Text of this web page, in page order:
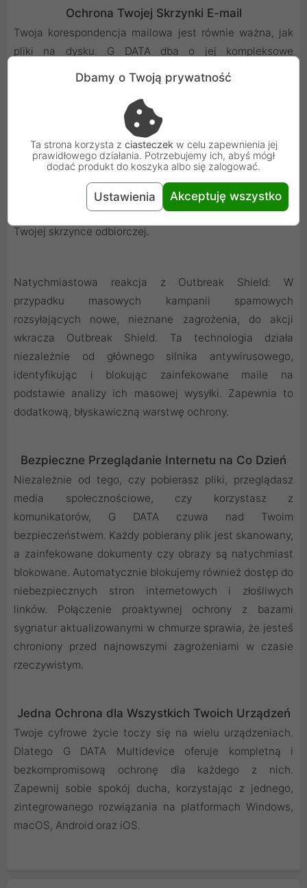
Ochrona Twojej Skrzynki E-mail
Twoja korespondencja mailowa jest równie ważna, jak
pliki na dysku. G DATA dba o jej kompleksowe
Skanowanie załączników i ochrona przed spamem: Nasz
skaner analizuje wszystkie przychodzące i wychodzące
wiadomości w Twoim programie pocztowym, wykrywając
i blokując złośliwe załączniki, zanim zdążą wyrządzić
szkodę. Dodatkowo, moduł AntiSpam inteligentnie
filtruje niechciane wiadomości, utrzymując porządek w
Twojej skrzynce odbiorczej.
Natychmiastowa reakcja z Outbreak Shield: W
przypadku masowych kampanii spamowych
rozsyłających nowe, nieznane zagrożenia, do akcji
wkracza Outbreak Shield. Ta technologia działa
niezależnie od głównego silnika antywirusowego,
identyfikując i blokując zainfekowane maile na
podstawie analizy ich masowej wysyłki. Zapewnia to
dodatkową, błyskawiczną warstwę ochrony.
Bezpieczne Przeglądanie Internetu na Co Dzień
Niezależnie od tego, czy pobierasz pliki, przeglądasz
media społecznościowe, czy korzystasz z
komunikatorów, G DATA czuwa nad Twoim
bezpieczeństwem. Każdy pobierany plik jest skanowany,
a zainfekowane dokumenty czy obrazy są natychmiast
blokowane. Automatycznie blokujemy również dostęp do
niebezpiecznych stron internetowych i złośliwych
linków. Połączenie proaktywnej ochrony z bazami
sygnatur aktualizowanymi w chmurze sprawia, że jesteś
chroniony przed najnowszymi zagrożeniami w czasie
rzeczywistym.
Jedna Ochrona dla Wszystkich Twoich Urządzeń
Twoje cyfrowe życie toczy się na wielu urządzeniach.
Dlatego G DATA Multidevice oferuje kompletną i
bezkompromisową ochronę dla każdego z nich.
Zapewnij sobie spokój ducha, korzystając z jednego,
zintegrowanego rozwiązania na platformach Windows,
macOS, Android oraz iOS.
Dbamy o Twoją prywatność
Ta strona korzysta z ciasteczek w celu zapewnienia jej
prawidłowego działania. Potrzebujemy ich, abyś mógł
dodać produkt do koszyka albo się zalogować.
Ustawienia Akceptuję wszystko